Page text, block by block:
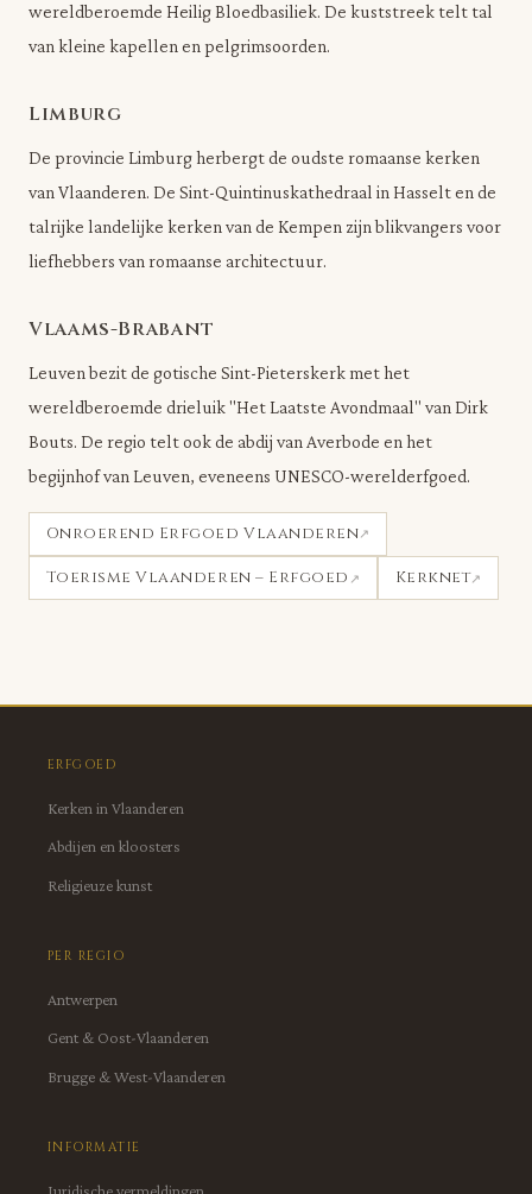
wereldberoemde Heilig Bloedbasiliek. De kuststreek telt tal
van kleine kapellen en pelgrimsoorden.
Limburg
De provincie Limburg herbergt de oudste romaanse kerken
van Vlaanderen. De Sint-Quintinuskathedraal in Hasselt en de
talrijke landelijke kerken van de Kempen zijn blikvangers voor
liefhebbers van romaanse architectuur.
Vlaams-Brabant
Leuven bezit de gotische Sint-Pieterskerk met het
wereldberoemde drieluik "Het Laatste Avondmaal" van Dirk
Bouts. De regio telt ook de abdij van Averbode en het
begijnhof van Leuven, eveneens UNESCO-werelderfgoed.
Onroerend Erfgoed Vlaanderen
Toerisme Vlaanderen – Erfgoed Kerknet
ERFGOED
Kerken in Vlaanderen
Abdijen en kloosters
Religieuze kunst
PER REGIO
Antwerpen
Gent & Oost-Vlaanderen
Brugge & West-Vlaanderen
INFORMATIE